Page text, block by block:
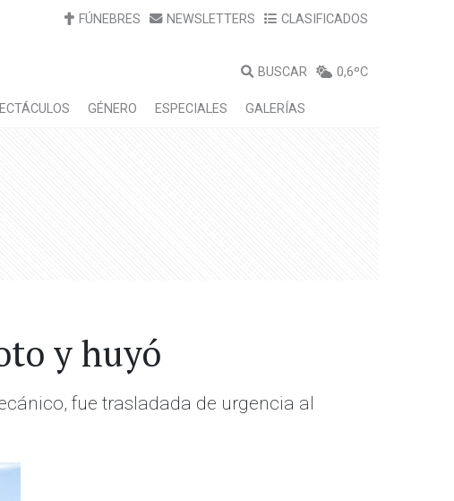
FÚNEBRES NEWSLETTERS CLASIFICADOS
BUSCAR 0,6ºC
GÉNERO ESPECIALES GALERÍAS
y huyó
fue trasladada de urgencia al